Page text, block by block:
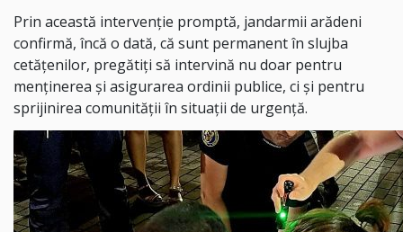
Prin această intervenție promptă, jandarmii arădeni
confirmă, încă o dată, că sunt permanent în slujba
cetățenilor, pregătiți să intervină nu doar pentru
menținerea și asigurarea ordinii publice, ci și pentru
sprijinirea comunității în situații de urgență.